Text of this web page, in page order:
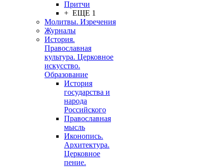
Притчи
+ ЕЩЕ 1
Молитвы. Изречения
Журналы
История.
Православная
культура. Церковное
искусство.
Образование
История
государства и
народа
Российского
Православная
мысль
Иконопись.
Архитектура.
Церковное
пение.